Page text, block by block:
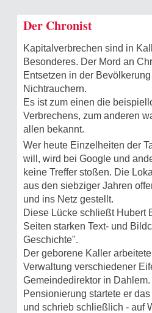
Der Chronist
Kapitalverbrechen sind in
Besonderes. Der Mord an
Entsetzen in der
Nichtrauchern.
Es ist zum einen die
Verbrechens, zum anderen
allen bekannt.
Wer heute Einzelheiten der
will, wird bei Google und
keine Treffer stoßen. Die
aus den siebziger Jahren
und ins Netz gestellt.
Diese Lücke schließt Hubert
Seiten starken Text- und
Geschichte".
Der geborene Kaller
Verwaltung verschiedener
Gemeindedirektor in
Pensionierung startete er
und schrieb schließlich - auf